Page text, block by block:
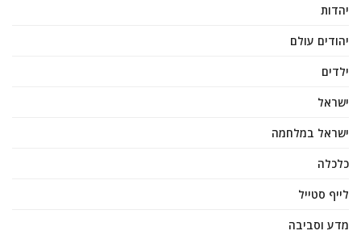
יהדות
יהודים עולם
ילדים
ישראל
ישראל במלחמה
כלכלה
לייף סטייל
מדע וסביבה